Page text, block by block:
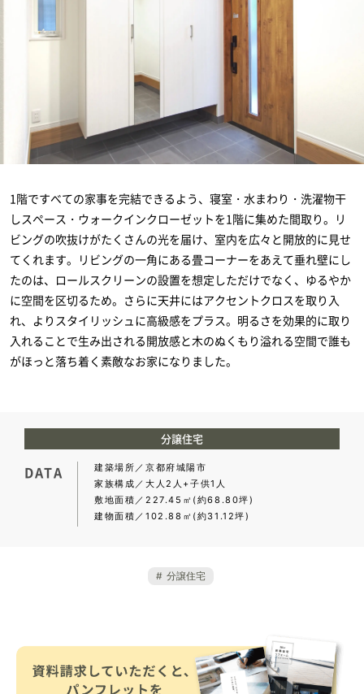
1階ですべての家事を完結できるよう、寝室・水まわり・洗濯物干
しスペース・ウォークインクローゼットを1階に集めた間取り。リ
ビングの吹抜けがたくさんの光を届け、室内を広々と開放的に見せ
てくれます。リビングの一角にある畳コーナーをあえて垂れ壁にし
たのは、ロールスクリーンの設置を想定しただけでなく、ゆるやか
に空間を区切るため。さらに天井にはアクセントクロスを取り入
れ、よりスタイリッシュに高級感をプラス。明るさを効果的に取り
入れることで生み出される開放感と木のぬくもり溢れる空間で誰も
がほっと落ち着く素敵なお家になりました。
分譲住宅
DATA 建築場所
京都府城陽市
家族構成
大人2人+子供1人
敷地面積
227.45㎡(約68.80坪)
建物面積
102.88㎡(約31.12坪)
分譲住宅